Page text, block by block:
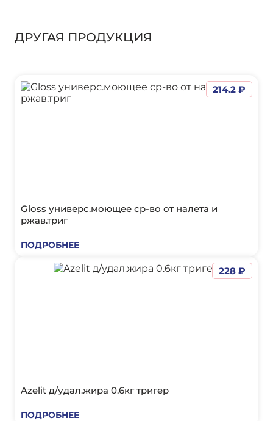
ДРУГАЯ ПРОДУКЦИЯ
Gloss универс.моющее ср-во от налета и
ржав.триг
ПОДРОБНЕЕ
214.2 ₽
Azelit д/удал.жира 0.6кг тригер
ПОДРОБНЕЕ
228 ₽